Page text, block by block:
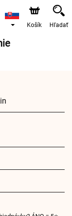
nášho e-shopu.
12.8.2026 z
Košík Hľadať